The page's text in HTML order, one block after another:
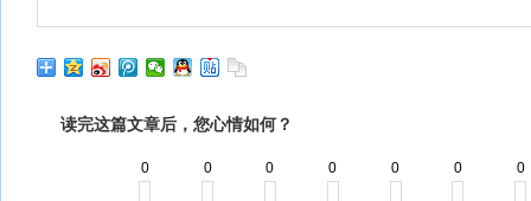
读完这篇文章后，您心情如何？
0 0 0 0 0 0 0